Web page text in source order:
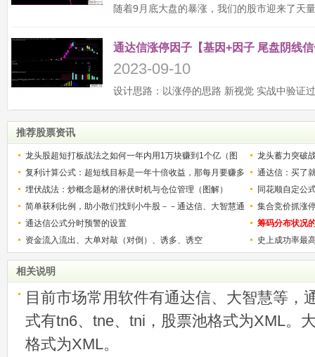
通达信涨停因子【基因+因子 尾盘阴线
2023-09-10
推荐股票资讯
龙头股超短打板战法之如何一年内用1万块赚到1个亿（图
解）
龙头蓄力突破
的技巧（图解
复利计算公式：超短线目标是一年十倍收益，那每月要赚多
少？
通达信：买了
埋伏战法：炒概念题材的潜伏时机与仓位管理（图解）
同花顺自定公
简单获利比例，助小散们找到小牛股－－通达信、大智慧通
用
集合竞价抓涨
通达信公式分时预警的设置
筹码分布状况
资金流入流出、大单对敲（对倒）、诱多、诱空
史上成功率最
相关说明
目前市场常用软件有通达信、大智慧等，
式有tn6、tne、tni，股票池格式为XML。
格式为XML。